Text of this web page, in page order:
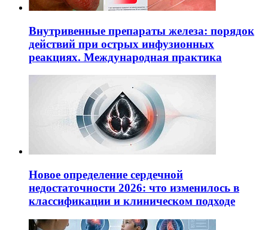
Внутривенные препараты железа: порядок
действий при острых инфузионных
реакциях. Международная практика
Новое определение сердечной
недостаточности 2026: что изменилось в
классификации и клиническом подходе